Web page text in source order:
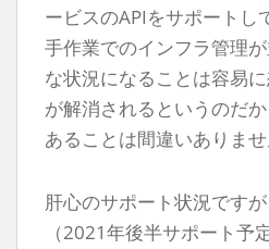
ービスのAPIをサポートし
手作業でのインフラ管理
な状況になることは容易
が解消されるというのだ
あることは間違いありませ
肝心のサポート状況です
（2021年後半サポート予